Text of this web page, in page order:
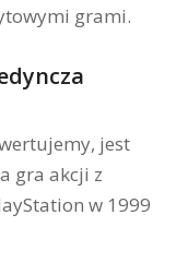
grami.
jest
gra akcji z
w 1999